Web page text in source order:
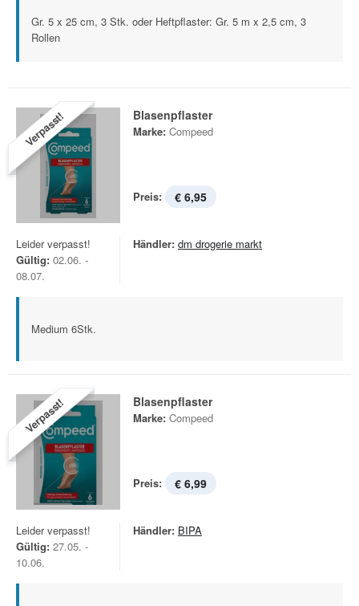
Gr. 5 x 25 cm, 3 Stk. oder Heftpflaster: Gr. 5 m x 2,5 cm, 3
Rollen
Verpasst! Blasenpflaster
Marke: Compeed
Preis: € 6,95
Leider verpasst!
Gültig: 02.06. -
08.07.
Händler: dm drogerie markt
Medium 6Stk.
Verpasst! Blasenpflaster
Marke: Compeed
Preis: € 6,99
Leider verpasst!
Gültig: 27.05. -
10.06.
Händler: BIPA